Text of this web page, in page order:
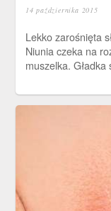
14 października 2015
Lekko zarośnięta
Niunia czeka na
muszelka.